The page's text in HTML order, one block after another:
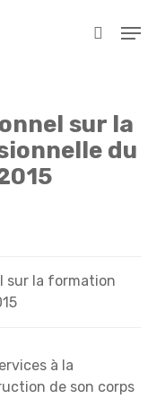
search
Menu
sur la
du
sur la formation
à la
de son corps